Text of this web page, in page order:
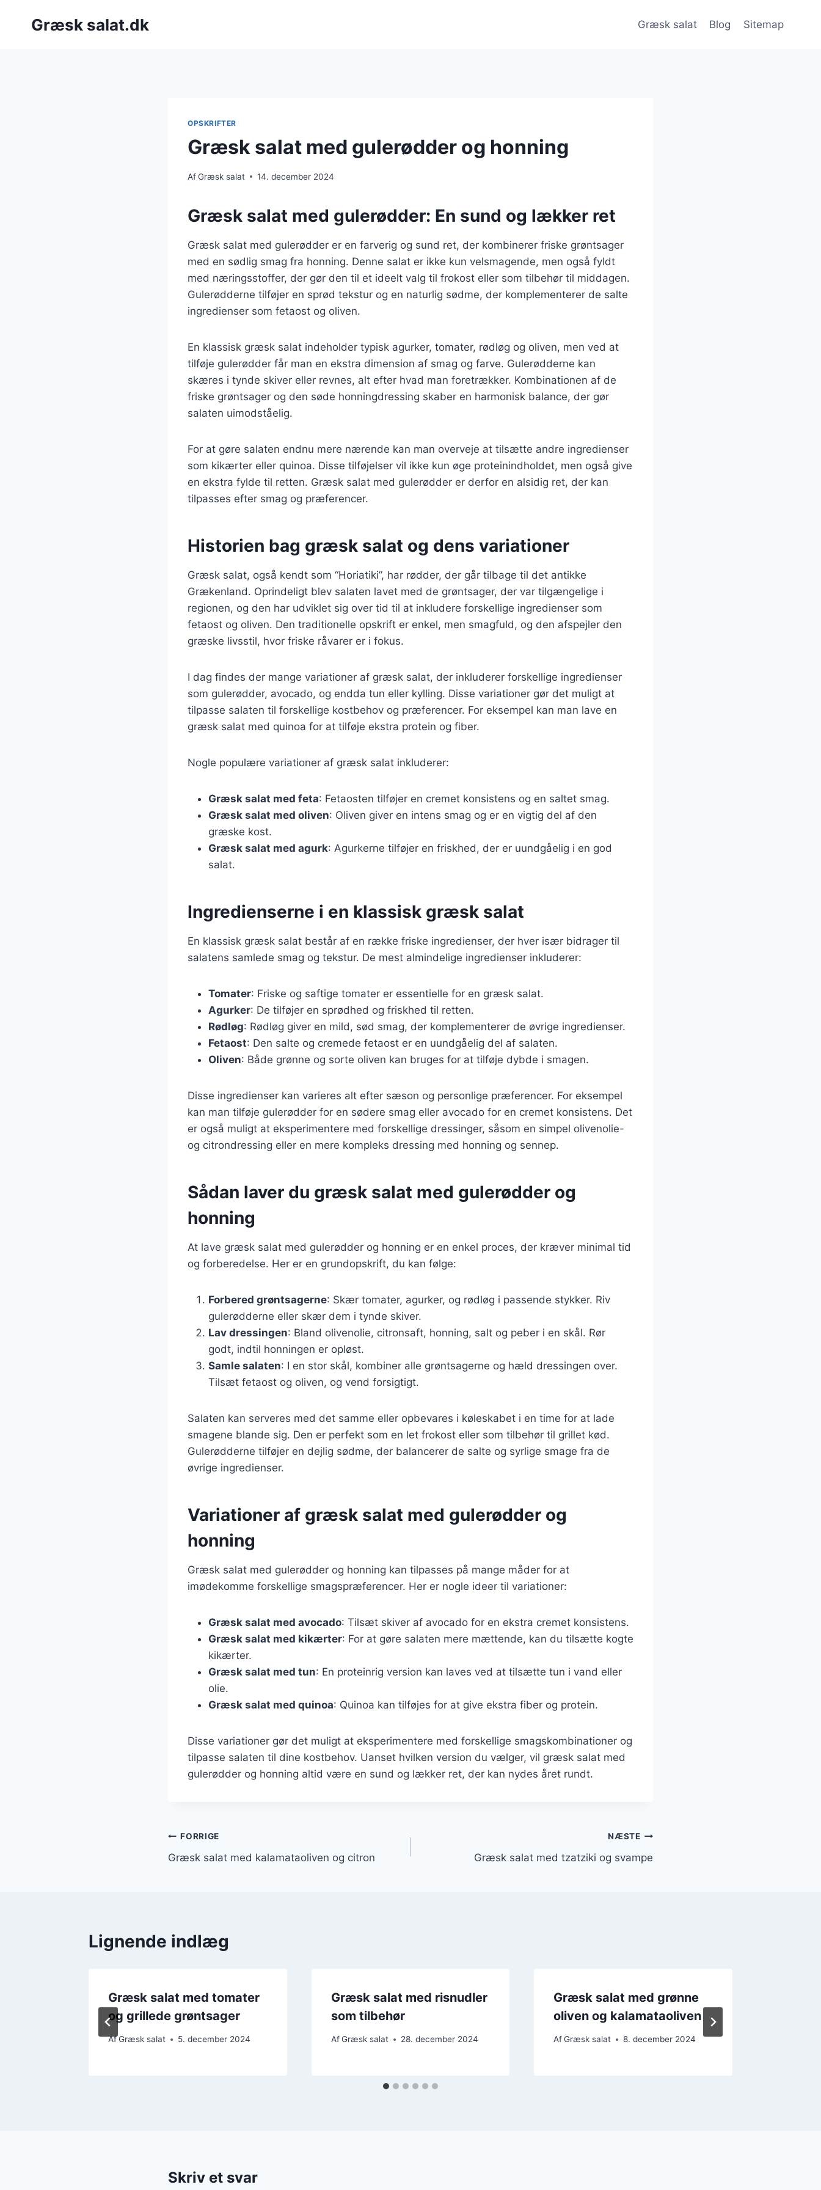
Græsk salat.dk Græsk salat Blog Sitemap
OPSKRIFTER
Græsk salat med gulerødder og honning
AfGræsk salat 14. december 2024
Græsk salat med gulerødder: En sund og lækker ret
Græsk salat med gulerødder er en farverig og sund ret, der kombinerer friske grøntsager
med en sødlig smag fra honning. Denne salat er ikke kun velsmagende, men også fyldt
med næringsstoffer, der gør den til et ideelt valg til frokost eller som tilbehør til middagen.
Gulerødderne tilføjer en sprød tekstur og en naturlig sødme, der komplementerer de salte
ingredienser som fetaost og oliven.
En klassisk græsk salat indeholder typisk agurker, tomater, rødløg og oliven, men ved at
tilføje gulerødder får man en ekstra dimension af smag og farve. Gulerødderne kan
skæres i tynde skiver eller revnes, alt efter hvad man foretrækker. Kombinationen af de
friske grøntsager og den søde honningdressing skaber en harmonisk balance, der gør
salaten uimodståelig.
For at gøre salaten endnu mere nærende kan man overveje at tilsætte andre ingredienser
som kikærter eller quinoa. Disse tilføjelser vil ikke kun øge proteinindholdet, men også give
en ekstra fylde til retten. Græsk salat med gulerødder er derfor en alsidig ret, der kan
tilpasses efter smag og præferencer.
Historien bag græsk salat og dens variationer
Græsk salat, også kendt som “Horiatiki”, har rødder, der går tilbage til det antikke
Grækenland. Oprindeligt blev salaten lavet med de grøntsager, der var tilgængelige i
regionen, og den har udviklet sig over tid til at inkludere forskellige ingredienser som
fetaost og oliven. Den traditionelle opskrift er enkel, men smagfuld, og den afspejler den
græske livsstil, hvor friske råvarer er i fokus.
I dag findes der mange variationer af græsk salat, der inkluderer forskellige ingredienser
som gulerødder, avocado, og endda tun eller kylling. Disse variationer gør det muligt at
tilpasse salaten til forskellige kostbehov og præferencer. For eksempel kan man lave en
græsk salat med quinoa for at tilføje ekstra protein og fiber.
Nogle populære variationer af græsk salat inkluderer:
Græsk salat med feta: Fetaosten tilføjer en cremet konsistens og en saltet smag.
Græsk salat med oliven: Oliven giver en intens smag og er en vigtig del af den
græske kost.
Græsk salat med agurk: Agurkerne tilføjer en friskhed, der er uundgåelig i en god
salat.
Ingredienserne i en klassisk græsk salat
En klassisk græsk salat består af en række friske ingredienser, der hver især bidrager til
salatens samlede smag og tekstur. De mest almindelige ingredienser inkluderer:
Tomater: Friske og saftige tomater er essentielle for en græsk salat.
Agurker: De tilføjer en sprødhed og friskhed til retten.
Rødløg: Rødløg giver en mild, sød smag, der komplementerer de øvrige ingredienser.
Fetaost: Den salte og cremede fetaost er en uundgåelig del af salaten.
Oliven: Både grønne og sorte oliven kan bruges for at tilføje dybde i smagen.
Disse ingredienser kan varieres alt efter sæson og personlige præferencer. For eksempel
kan man tilføje gulerødder for en sødere smag eller avocado for en cremet konsistens. Det
er også muligt at eksperimentere med forskellige dressinger, såsom en simpel olivenolie-
og citrondressing eller en mere kompleks dressing med honning og sennep.
Sådan laver du græsk salat med gulerødder og
honning
At lave græsk salat med gulerødder og honning er en enkel proces, der kræver minimal tid
og forberedelse. Her er en grundopskrift, du kan følge:
Forbered grøntsagerne: Skær tomater, agurker, og rødløg i passende stykker. Riv
gulerødderne eller skær dem i tynde skiver.
Lav dressingen: Bland olivenolie, citronsaft, honning, salt og peber i en skål. Rør
godt, indtil honningen er opløst.
Samle salaten: I en stor skål, kombiner alle grøntsagerne og hæld dressingen over.
Tilsæt fetaost og oliven, og vend forsigtigt.
Salaten kan serveres med det samme eller opbevares i køleskabet i en time for at lade
smagene blande sig. Den er perfekt som en let frokost eller som tilbehør til grillet kød.
Gulerødderne tilføjer en dejlig sødme, der balancerer de salte og syrlige smage fra de
øvrige ingredienser.
Variationer af græsk salat med gulerødder og
honning
Græsk salat med gulerødder og honning kan tilpasses på mange måder for at
imødekomme forskellige smagspræferencer. Her er nogle ideer til variationer:
Græsk salat med avocado: Tilsæt skiver af avocado for en ekstra cremet konsistens.
Græsk salat med kikærter: For at gøre salaten mere mættende, kan du tilsætte kogte
kikærter.
Græsk salat med tun: En proteinrig version kan laves ved at tilsætte tun i vand eller
olie.
Græsk salat med quinoa: Quinoa kan tilføjes for at give ekstra fiber og protein.
Disse variationer gør det muligt at eksperimentere med forskellige smagskombinationer og
tilpasse salaten til dine kostbehov. Uanset hvilken version du vælger, vil græsk salat med
gulerødder og honning altid være en sund og lækker ret, der kan nydes året rundt.
Indlægsnavigation
FORRIGE
Græsk salat med kalamataoliven og citron
NÆSTE
Græsk salat med tzatziki og svampe
Lignende indlæg
Græsk salat med tomater
og grillede grøntsager
AfGræsk salat 5. december 2024
Græsk salat med risnudler
som tilbehør
Af Græsk salat 28. december 2024
Græsk salat med grønne
oliven og kalamataoliven
Af Græsk salat 8. december 2024
Skriv et svar